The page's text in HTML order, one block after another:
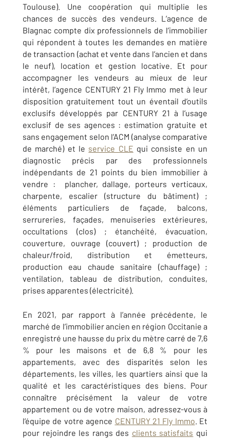
Toulouse). Une coopération qui multiplie les
chances de succès des vendeurs. L’agence de
Blagnac compte dix professionnels de l’immobilier
qui répondent à toutes les demandes en matière
de transaction (achat et vente dans l’ancien et dans
le neuf), location et gestion locative. Et pour
accompagner les vendeurs au mieux de leur
intérêt, l’agence CENTURY 21 Fly Immo met à leur
disposition gratuitement tout un éventail d’outils
exclusifs développés par CENTURY 21 à l’usage
exclusif de ses agences : estimation gratuite et
sans engagement selon l’ACM (analyse comparative
de marché) et le service CLE qui consiste en un
diagnostic précis par des professionnels
indépendants de 21 points du bien immobilier à
vendre : plancher, dallage, porteurs verticaux,
charpente, escalier (structure du bâtiment) ;
éléments particuliers de façade, balcons,
serrureries, façades, menuiseries extérieures,
occultations (clos) ; étanchéité, évacuation,
couverture, ouvrage (couvert) ; production de
chaleur/froid, distribution et émetteurs,
production eau chaude sanitaire (chauffage) ;
ventilation, tableau de distribution, conduites,
prises apparentes (électricité).
En 2021, par rapport à l’année précédente, le
marché de l’immobilier ancien en région Occitanie a
enregistré une hausse du prix du mètre carré de 7,6
% pour les maisons et de 6,8 % pour les
appartements, avec des disparités selon les
départements, les villes, les quartiers ainsi que la
qualité et les caractéristiques des biens. Pour
connaître précisément la valeur de votre
appartement ou de votre maison, adressez-vous à
l’équipe de votre agence CENTURY 21 Fly Immo. Et
pour rejoindre les rangs des clients satisfaits qui